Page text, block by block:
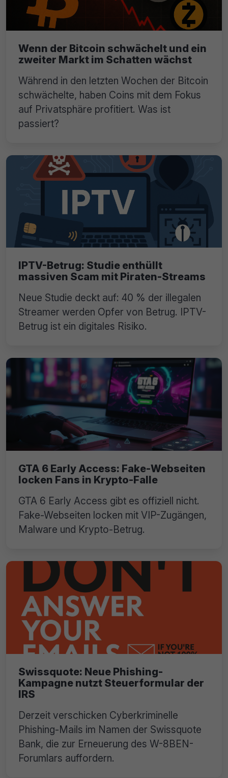
Wenn der Bitcoin schwächelt und ein
zweiter Markt im Schatten wächst
Während in den letzten Wochen der Bitcoin
schwächelte, haben Coins mit dem Fokus
auf Privatsphäre profitiert. Was ist
passiert?
IPTV-Betrug: Studie enthüllt
massiven Scam mit Piraten-Streams
Neue Studie deckt auf: 40 % der illegalen
Streamer werden Opfer von Betrug. IPTV-
Betrug ist ein digitales Risiko.
GTA 6 Early Access: Fake-Webseiten
locken Fans in Krypto-Falle
GTA 6 Early Access gibt es offiziell nicht.
Fake-Webseiten locken mit VIP-Zugängen,
Malware und Krypto-Betrug.
Swissquote: Neue Phishing-
Kampagne nutzt Steuerformular der
IRS
Derzeit verschicken Cyberkriminelle
Phishing-Mails im Namen der Swissquote
Bank, die zur Erneuerung des W-8BEN-
Forumlars auffordern.